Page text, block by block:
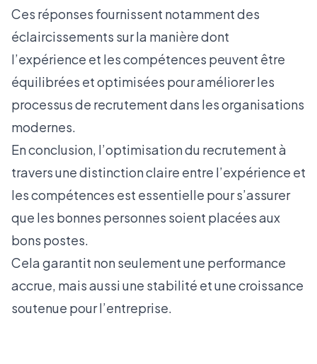
Ces réponses fournissent notamment des
éclaircissements sur la manière dont
l’expérience et les compétences peuvent être
équilibrées et optimisées pour améliorer les
processus de recrutement dans les organisations
modernes.
En conclusion, l’optimisation du recrutement à
travers une distinction claire entre l’expérience et
les compétences est essentielle pour s’assurer
que les bonnes personnes soient placées aux
bons postes.
Cela garantit non seulement une performance
accrue, mais aussi une stabilité et une croissance
soutenue pour l’entreprise.